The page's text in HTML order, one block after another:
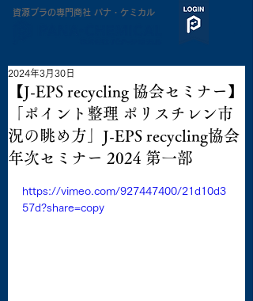
​資源プラの専門商社 パナ・ケミカル
【J-EPS recycling 協会セミナー】
「ポイント整理 ポリスチレン市
況の眺め方」J-EPS recycling協会
年次セミナー 2024 第一部
2024年3月30日
https://vimeo.com/927447400/21d10d3
57d?share=copy